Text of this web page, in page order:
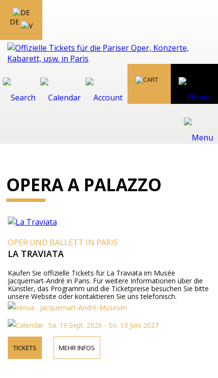
DE
OPERA A PALAZZO
OPER UND BALLETT IN PARIS
LA TRAVIATA
Kaufen Sie offizielle Tickets für La Traviata im Musée
Jacquemart-André in Paris. Für weitere Informationen über die
Künstler, das Programm und die Ticketpreise besuchen Sie bitte
unsere Website oder kontaktieren Sie uns telefonisch.
Jacquemart-André-Museum
Sa. 19 Sept. 2026 - So. 13 Juni 2027
TICKETS MEHR INFOS